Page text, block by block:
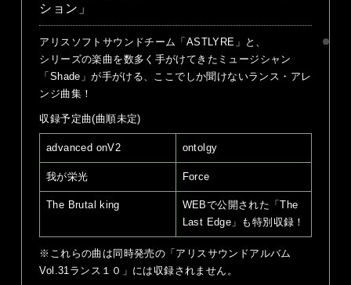
ション」
アリスソフトサウンドチーム「ASTLYRE」と、
シリーズの楽曲を数多く手がけてきたミュージシャン
「Shade」が手がける、ここでしか聞けないランス・アレ
ンジ曲集！
収録予定曲(曲順未定)
advanced onV2 ontolgy
我が栄光 Force
The Brutal king
WEBで公開された「The
Last Edge」も特別収録！
※これらの曲は同時発売の「アリスサウンドアルバム
Vol.31ランス１０」には収録されません。